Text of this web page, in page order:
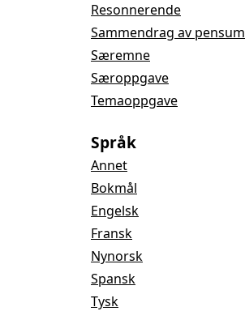
Resonnerende
Sammendrag av pensum
Særemne
Særoppgave
Temaoppgave
Språk
Annet
Bokmål
Engelsk
Fransk
Nynorsk
Spansk
Tysk